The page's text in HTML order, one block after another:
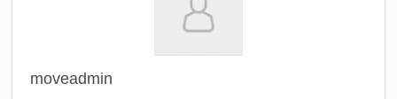
moveadmin